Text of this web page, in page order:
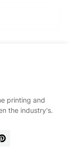
printing and
the industry's.